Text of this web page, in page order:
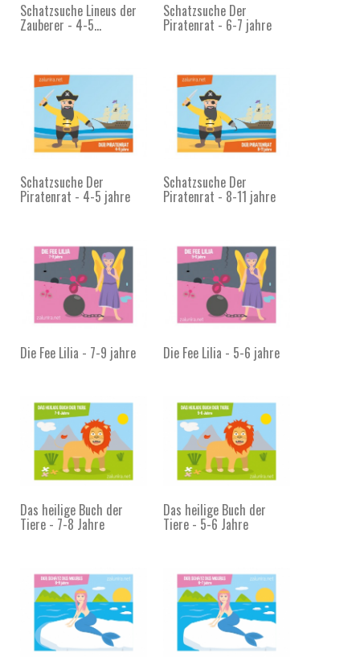
Schatzsuche Lineus der
Zauberer - 4-5...
Schatzsuche Der
Piratenrat - 6-7 jahre
Schatzsuche Der
Piratenrat - 4-5 jahre
Schatzsuche Der
Piratenrat - 8-11 jahre
Die Fee Lilia - 7-9 jahre Die Fee Lilia - 5-6 jahre
Das heilige Buch der
Tiere - 7-8 Jahre
Das heilige Buch der
Tiere - 5-6 Jahre